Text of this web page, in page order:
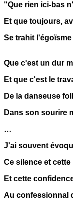
"Que rien ici-bas
Et que toujours,
Se trahit
Que c'est un dur
Et que c'est le
De la danseuse
Dans son sourire
…
J'ai souvent
Ce silence et cette
Et cette
Au confessionnal